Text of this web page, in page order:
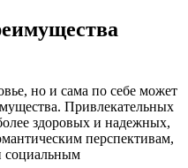
но и сама по себе может
Привлекательных
здоровых и надежных,
перспективам,
социальным